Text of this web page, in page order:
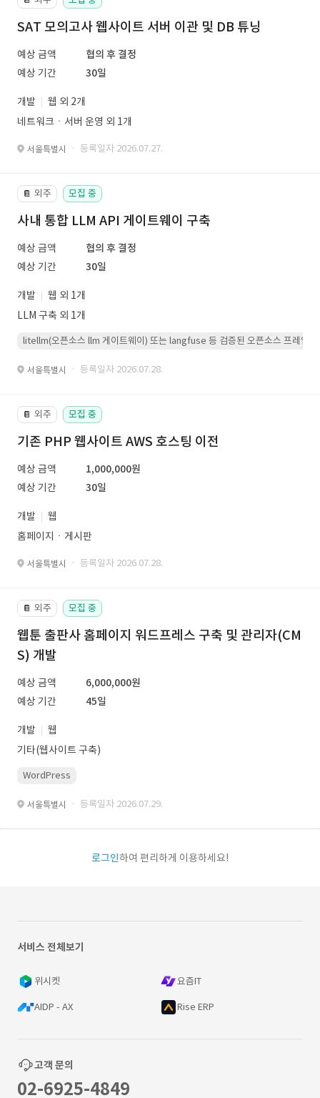
SAT 모의고사 웹사이트 서버 이관 및 DB 튜닝
예상 금액
협의 후 결정
예상 기간
30일
개발
웹 외 2개
네트워크ㆍ서버 운영 외 1개
서울특별시 · 등록일자 2026.07.27.
📔 외주 모집 중
사내 통합 LLM API 게이트웨이 구축
예상 금액
협의 후 결정
예상 기간
30일
개발
웹 외 1개
LLM 구축 외 1개
litellm(오픈소스 llm 게이트웨이) 또는 langfuse 등 검증된 오픈소스 프레임워
서울특별시 · 등록일자 2026.07.28.
📔 외주 모집 중
기존 PHP 웹사이트 AWS 호스팅 이전
예상 금액
1,000,000원
예상 기간
30일
개발
웹
홈페이지ㆍ게시판
서울특별시 · 등록일자 2026.07.28.
📔 외주 모집 중
웹툰 출판사 홈페이지 워드프레스 구축 및 관리자(CM
S) 개발
예상 금액
6,000,000원
예상 기간
45일
개발
웹
기타(웹사이트 구축)
WordPress
서울특별시 · 등록일자 2026.07.29.
로그인하여 편리하게 이용하세요!
서비스 전체보기
위시켓 요즘IT
AIDP - AX Rise ERP
고객 문의
02-6925-4849